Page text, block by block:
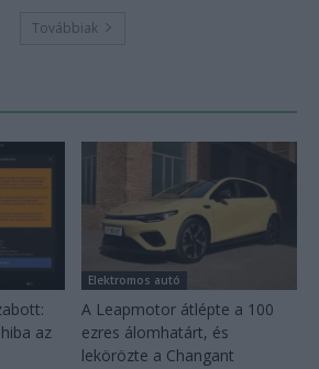
Továbbiak
az
Elektromos autó
A Leapmotor átlépte a 100
ezres álomhatárt, és
lekörözte a Changant